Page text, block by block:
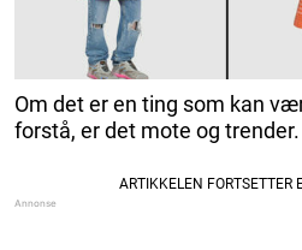
Om det er en ting som kan
forstå, er det mote og trender.